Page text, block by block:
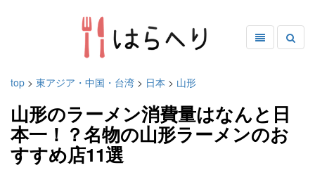
top > 東アジア・中国・台湾 > 日本 > 山形
山形のラーメン消費量はなんと日
本一！？名物の山形ラーメンのお
すすめ店11選